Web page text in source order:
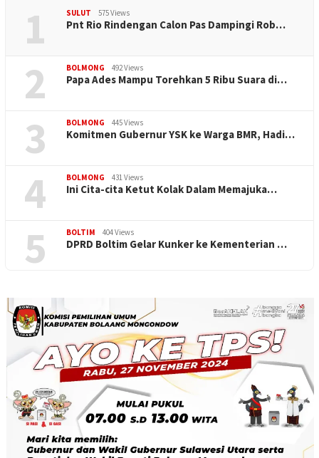
1 SULUT 575 Views
Pnt Rio Rindengan Calon Pas Dampingi Rob…
2 BOLMONG 492 Views
Papa Ades Mampu Torehkan 5 Ribu Suara di…
3 BOLMONG 445 Views
Komitmen Gubernur YSK ke Warga BMR, Hadi…
4 BOLMONG 431 Views
Ini Cita-cita Ketut Kolak Dalam Memajuka…
5 BOLTIM 404 Views
DPRD Boltim Gelar Kunker ke Kementerian …